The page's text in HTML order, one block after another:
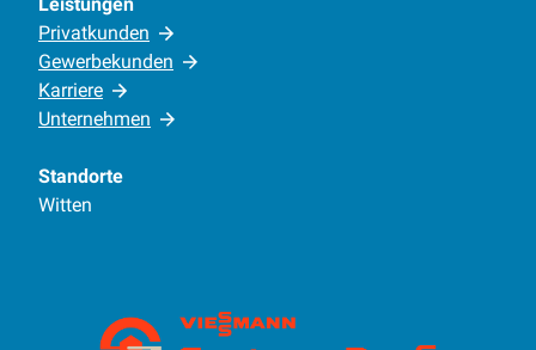
Leistungen
Privatkunden
Gewerbekunden
Karriere
Unternehmen
Standorte
Witten